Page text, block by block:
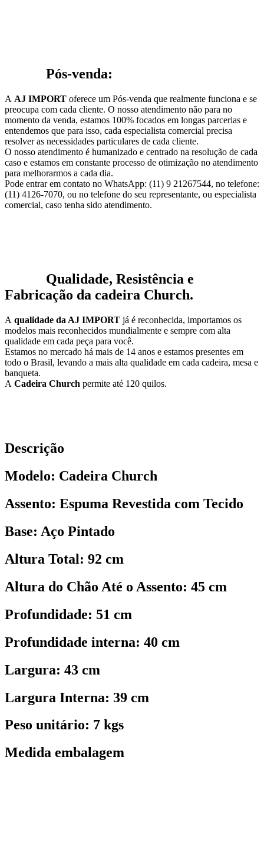
Pós-venda:
A AJ IMPORT oferece um Pós-venda que realmente funciona e se
preocupa com cada cliente. O nosso atendimento não para no
momento da venda, estamos 100% focados em longas parcerias e
entendemos que para isso, cada especialista comercial precisa
resolver as necessidades particulares de cada cliente.
O nosso atendimento é humanizado e centrado na resolução de cada
caso e estamos em constante processo de otimização no atendimento
para melhorarmos a cada dia.
Pode entrar em contato no WhatsApp: (11) 9 21267544, no telefone:
(11) 4126-7070, ou no telefone do seu representante, ou especialista
comercial, caso tenha sido atendimento.
Qualidade, Resistência e
Fabricação da cadeira Church.
A qualidade da AJ IMPORT já é reconhecida, importamos os
modelos mais reconhecidos mundialmente e sempre com alta
qualidade em cada peça para você.
Estamos no mercado há mais de 14 anos e estamos presentes em
todo o Brasil, levando a mais alta qualidade em cada cadeira, mesa e
banqueta.
A Cadeira Church permite até 120 quilos.
Descrição
Modelo: Cadeira Church
Assento: Espuma Revestida com Tecido
Base: Aço Pintado
Altura Total: 92 cm
Altura do Chão Até o Assento: 45 cm
Profundidade: 51 cm
Profundidade interna: 40 cm
Largura: 43 cm
Largura Interna: 39 cm
Peso unitário: 7 kgs
Medida embalagem